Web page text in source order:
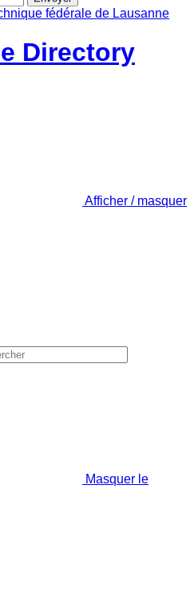
Directory
Afficher / masquer
Masquer le